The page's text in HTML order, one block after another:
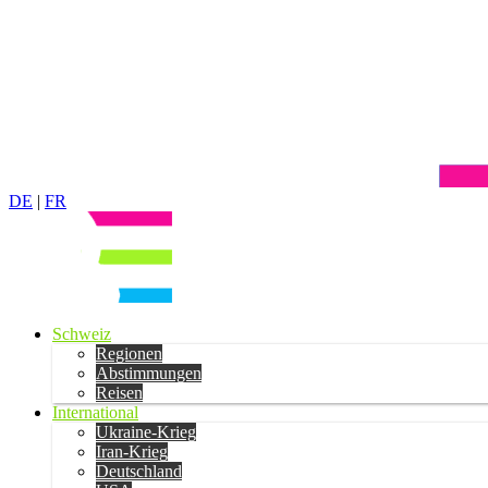
DE | FR
Schweiz
Regionen
Abstimmungen
Reisen
International
Ukraine-Krieg
Iran-Krieg
Deutschland